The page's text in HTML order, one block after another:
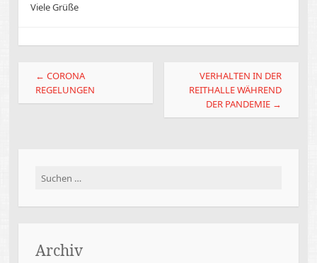
Viele Grüße
Beitragsnavigation
← CORONA
REGELUNGEN
VERHALTEN IN DER
REITHALLE WÄHREND
DER PANDEMIE →
Suchen
Archiv